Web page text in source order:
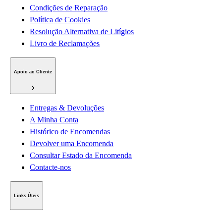
Condições de Reparação
Política de Cookies
Resolução Alternativa de Litígios
Livro de Reclamações
Apoio ao Cliente
Entregas & Devoluções
A Minha Conta
Histórico de Encomendas
Devolver uma Encomenda
Consultar Estado da Encomenda
Contacte-nos
Links Úteis